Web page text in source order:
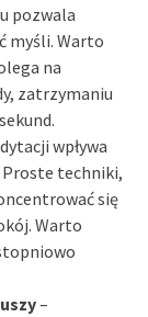
pozwala
myśli. Warto
na
zatrzymaniu
wpływa
Proste techniki,
się
Warto
–